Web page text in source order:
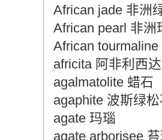
African jade 非洲
African pearl 非洲
African
africita 阿非利西
agalmatolite 蜡石
agaphite 波斯绿
agate 玛瑙
agate arborisee